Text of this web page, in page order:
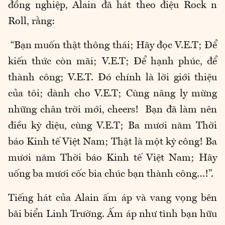
đồng nghiệp, Alain đã hát theo điệu Rock n
Roll, rằng:
“Bạn muốn thật thông thái; Hãy đọc V.E.T; Để
kiến thức còn mãi; V.E.T; Để hạnh phúc, để
thành công; V.E.T. Đó chính là lời giới thiệu
của tôi; dành cho V.E.T; Cùng nâng ly mừng
những chân trời mới, cheers! Bạn đã làm nên
điều kỳ diệu, cùng V.E.T; Ba mươi năm Thời
báo Kinh tế Việt Nam; Thật là một kỳ công! Ba
mươi năm Thời báo Kinh tế Việt Nam; Hãy
uống ba mươi cốc bia chúc bạn thành công…!”.
Tiếng hát của Alain ấm áp và vang vọng bên
bãi biển Linh Trường. Ấm áp như tình bạn hữu